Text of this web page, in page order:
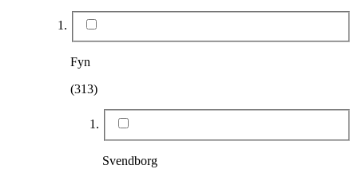
Fyn
(313)
Svendborg